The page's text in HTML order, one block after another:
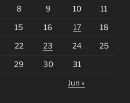
8 9 10 11
15 16 17 18
22 23 24 25
29 30 31
Jun »